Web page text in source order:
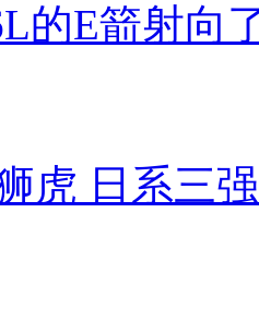
的E箭射向
虎 日系三